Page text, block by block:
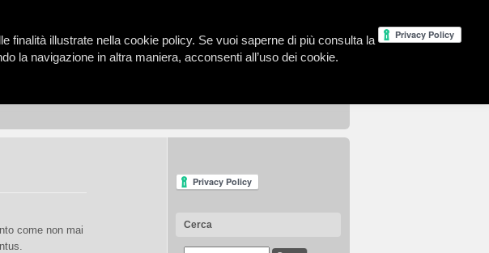
come non mai
Cerca
finalità illustrate nella cookie policy. Se vuoi saperne di più consulta la
la navigazione in altra maniera, acconsenti all’uso dei cookie.